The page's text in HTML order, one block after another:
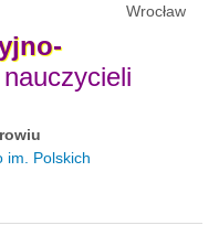
Wrocław
im. Polskich